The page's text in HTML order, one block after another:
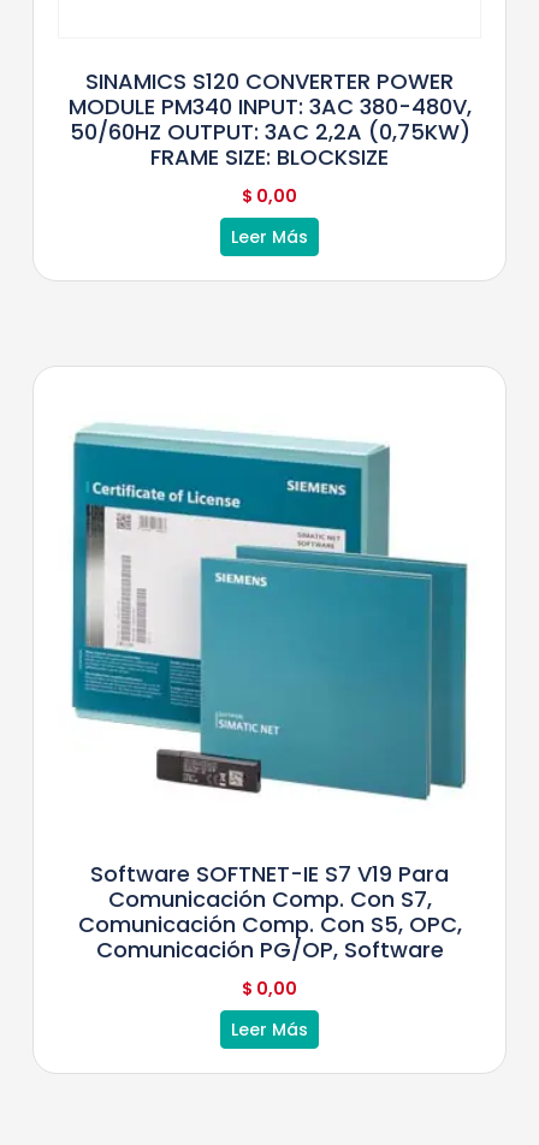
SINAMICS S120 CONVERTER POWER
MODULE PM340 INPUT: 3AC 380-480V,
50/60HZ OUTPUT: 3AC 2,2A (0,75KW)
FRAME SIZE: BLOCKSIZE
$ 0,00
Leer Más
Software SOFTNET-IE S7 V19 Para
Comunicación Comp. Con S7,
Comunicación Comp. Con S5, OPC,
Comunicación PG/OP, Software
$ 0,00
Leer Más